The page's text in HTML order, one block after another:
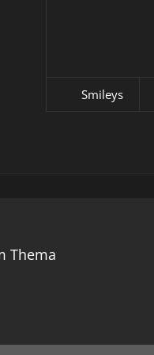
Smileys
Thema